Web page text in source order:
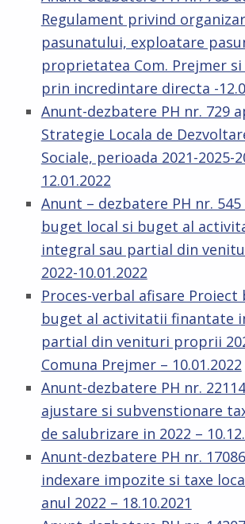
Regulament privind
pasunatului, exploatare
proprietatea Com. Prejmer
prin incredintare directa -
Anunt-dezbatere PH nr. 729
Strategie Locala de
Sociale, perioada 2021-2025-
12.01.2022
Anunt – dezbatere PH nr.
buget local si buget al
integral sau partial din
2022-10.01.2022
Proces-verbal afisare Proiect
buget al activitatii finantate
partial din venituri proprii
Comuna Prejmer – 10.01.2022
Anunt-dezbatere PH nr.
ajustare si subvenstionare
de salubrizare in 2022 –
Anunt-dezbatere PH nr.
indexare impozite si taxe
anul 2022 – 18.10.2021